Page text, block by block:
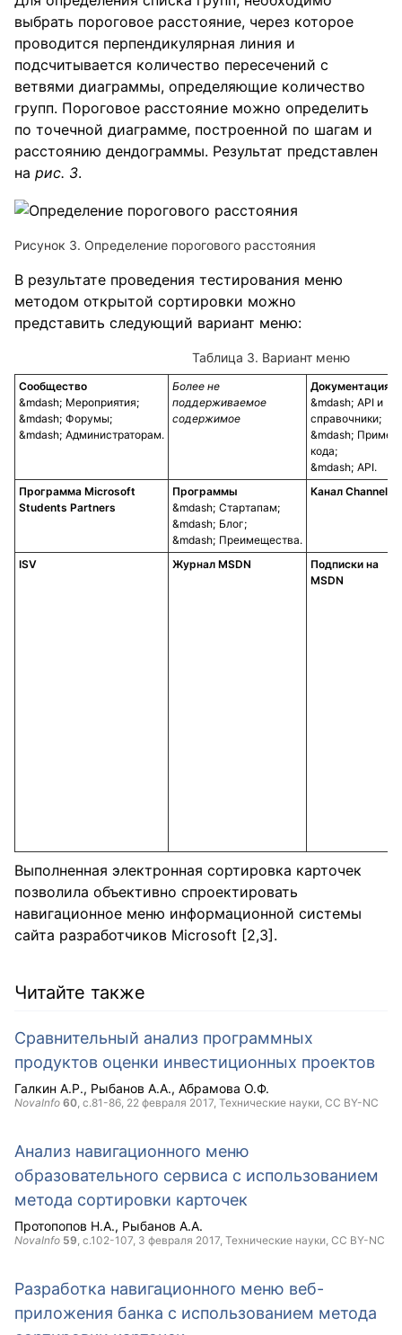
выбрать пороговое расстояние, через которое
проводится перпендикулярная линия и
подсчитывается количество пересечений с
ветвями диаграммы, определяющие количество
групп. Пороговое расстояние можно определить
по точечной диаграмме, построенной по шагам и
расстоянию дендограммы. Результат представлен
на рис. 3.
Рисунок 3. Определение порогового расстояния
В результате проведения тестирования меню
методом открытой сортировки можно
представить следующий вариант меню:
Таблица 3. Вариант меню
Сообщество
Мероприятия;
Форумы;
Администраторам.
Более не
поддерживаемое
содержимое
Документация
API и
справочники;
кода;
API.
Программа Microsoft
Students Partners
Программы
Стартапам;
Блог;
Преимещества.
Канал Channel 9
ISV Журнал MSDN
Подписки на
MSDN
Выполненная электронная сортировка карточек
позволила объективно спроектировать
навигационное меню информационной системы
сайта разработчиков Microsoft [2,3].
Читайте также
Сравнительный анализ программных
продуктов оценки инвестиционных проектов
Галкин А.Р. Рыбанов А.А. Абрамова О.Ф.
NovaInfo 60 , с.81-86, 22 февраля 2017 , Технические науки, CC BY-NC
Анализ навигационного меню
образовательного сервиса с использованием
метода сортировки карточек
Протопопов Н.А. Рыбанов А.А.
NovaInfo 59 , с.102-107, 3 февраля 2017 , Технические науки, CC BY-NC
Разработка навигационного меню веб-
приложения банка с использованием метода